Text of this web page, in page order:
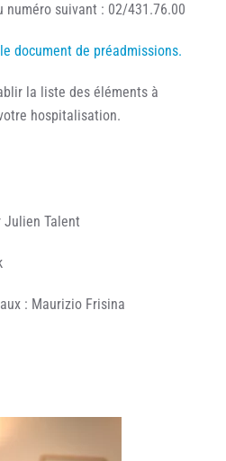
numéro suivant : 02/431.76.00
document de préadmissions.
la liste des éléments à
hospitalisation.
Julien Talent
: Maurizio Frisina